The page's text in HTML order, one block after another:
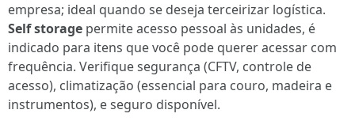
empresa; ideal quando se deseja terceirizar logística.
Self storage permite acesso pessoal às unidades, é
indicado para itens que você pode querer acessar com
frequência. Verifique segurança (CFTV, controle de
acesso), climatização (essencial para couro, madeira e
instrumentos), e seguro disponível.